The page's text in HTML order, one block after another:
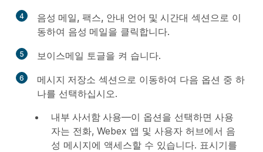
4 음성 메일, 팩스, 안내 언어 및 시간대 섹션으로 이
동하여 음성 메일을 클릭합니다.
5 보이스메일 토글을 켜 습니다.
6 메시지 저장소 섹션으로 이동하여 다음 옵션 중 하
나를 선택하십시오.
내부 사서함 사용—이 옵션을 선택하면 사용
자는 전화, Webex 앱 및 사용자 허브에서 음
성 메시지에 액세스할 수 있습니다. 표시기를